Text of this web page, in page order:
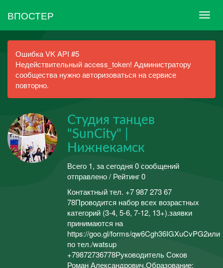
ВПОСТЕР
Ошибка VK API #5
Недействительный access_token! Администратору
сообщества нужно авторизоваться на сервисе
повторно.
Студия танцев
"SunCity" |
Нижнекамск
Всего 1, за сегодня 0 сообщений
отправлено / Рейтинг 0
Контактный тел. +7 987 273 67
78Проводится набор всех возрастных
категорий (3-4, 5-6, 7-12, 13+).заявки
принимаются на
https://goo.gl/forms/qw6Cgh36IGXuCvPG2или
по тел./watsup
+79872736778Руководитель Соков
Роман Александрович.Образование: